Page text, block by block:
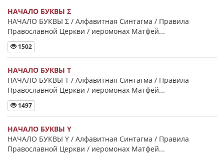
НАЧАЛО БУКВЫ Σ
НАЧАЛО БУКВЫ Σ / Алфавитная Синтагма / Правила
Православной Церкви / иеромонах Матфей...
1502
НАЧАЛО БУКВЫ Τ
НАЧАЛО БУКВЫ Τ / Алфавитная Синтагма / Правила
Православной Церкви / иеромонах Матфей...
1497
НАЧАЛО БУКВЫ Y
НАЧАЛО БУКВЫ Y / Алфавитная Синтагма / Правила
Православной Церкви / иеромонах Матфей...